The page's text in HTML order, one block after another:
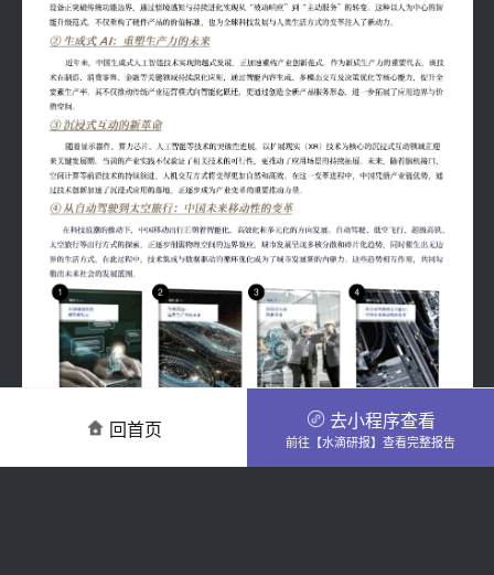
回首页 去小程序查看
前往【水滴研报】查看完整报告